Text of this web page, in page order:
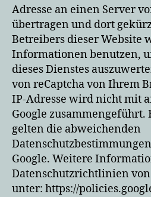
Adresse an einen Server
übertragen und dort
Betreibers dieser Website
Informationen benutzen,
dieses Dienstes
von reCaptcha von Ihrem
IP-Adresse wird nicht mit
Google zusammengeführt.
gelten die abweichenden
Google. Weitere
Datenschutzrichtlinien von
unter: https://